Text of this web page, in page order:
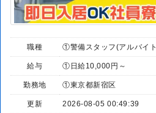
職種 ①警備スタッフ(アルバイ
給与 ①日給10,000円～
勤務地 ①東京都新宿区
更新 2026-08-05 00:49:39